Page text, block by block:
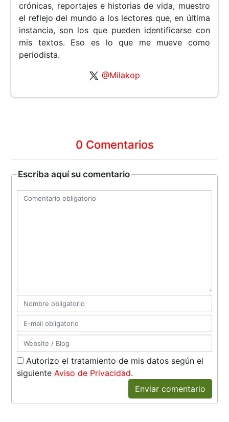
crónicas, reportajes e historias de vida, muestro
el reflejo del mundo a los lectores que, en última
instancia, son los que pueden identificarse con
mis textos. Eso es lo que me mueve como
periodista.
@Milakop
0 Comentarios
Escriba aquí su comentario
Autorizo el tratamiento de mis datos según el
siguienteAviso de Privacidad.
Enviar comentario